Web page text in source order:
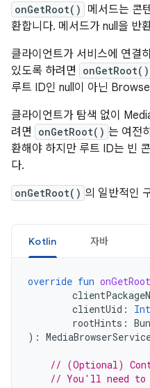
onGetRoot()
메서드는 콘
환합니다. 메서드가 null을 반
클라이언트가 서비스에 연결
있도록 하려면
onGetRoot()
루트 ID인 null이 아닌
클라이언트가 탐색 없이
려면
onGetRoot() 는 여전
환해야 하지만 루트 ID는 빈
다.
onGetRoot() 의 일반적인
Kotlin 자바
override fun onGetRoot
clientUid : Int
rootHints :
):
// (Optional)
// You'll need to